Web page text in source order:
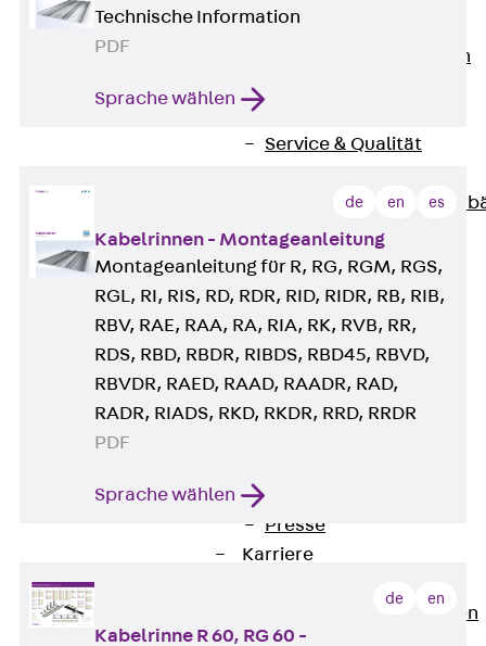
Unternehmen
Unternehmen
Service & Qualität
Mitgliedschaften &
Aktuelles
Zurück
Aktuelles
News
Events
Kontakt
Zurück
Kontakt
Ansprechpersonen
Presse
Karriere
Stellenausschreibungen
Technische Information
PDF
Sprache wählen
de en es
Kabelrinnen - Montageanleitung
Montageanleitung für R, RG, RGM, RGS,
RGL, RI, RIS, RD, RDR, RID, RIDR, RB, RIB,
RBV, RAE, RAA, RA, RIA, RK, RVB, RR,
RDS, RBD, RBDR, RIBDS, RBD45, RBVD,
RBVDR, RAED, RAAD, RAADR, RAD,
RADR, RIADS, RKD, RKDR, RRD, RRDR
PDF
Sprache wählen
de en
Kabelrinne R 60, RG 60 -